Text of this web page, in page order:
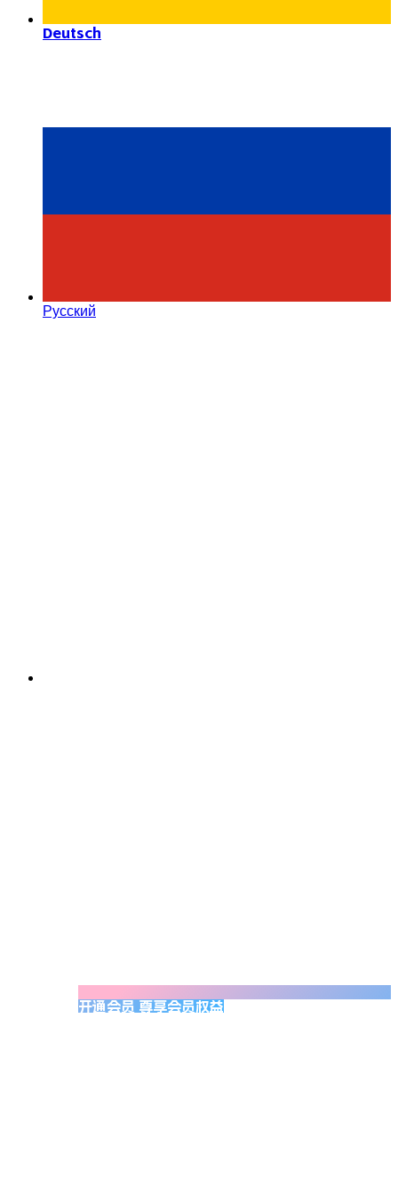
Deutsch
Русский
开通会员 尊享会员权益